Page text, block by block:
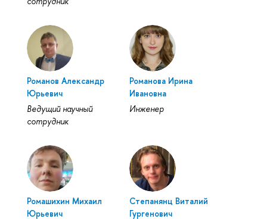
Романов Александр
Юрьевич
Ведущий научный
сотрудник
Романова Ирина
Ивановна
Инженер
Ромашихин Михаил
Юрьевич
Степанянц Виталий
Гургенович